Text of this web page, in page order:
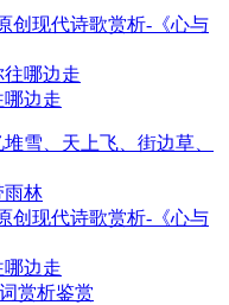
创现代诗歌赏析-《心与
边走
雪、天上飞、街边草、
雨林
创现代诗歌赏析-《心与
边走
赏析鉴赏